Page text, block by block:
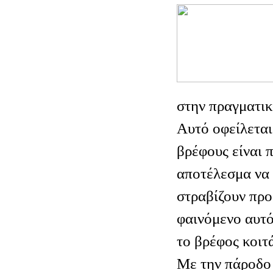
στην
Αυτό
βρέφους είναι
αποτέλεσμα να
στραβίζουν
φαινόμενο
το βρέφος
Με την